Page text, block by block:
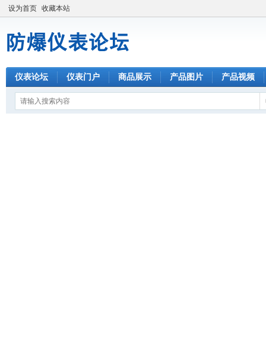
设为首页 收藏本站
仪表论坛 仪表门户 商品展示 产品图片 产品视频